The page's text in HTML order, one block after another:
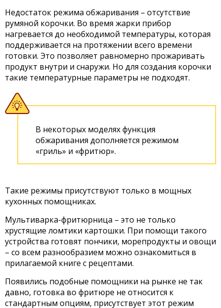
Недостаток режима обжаривания – отсутствие
румяной корочки. Во время жарки прибор
нагревается до необходимой температуры, которая
поддерживается на протяжении всего времени
готовки. Это позволяет равномерно прожаривать
продукт внутри и снаружи. Но для создания корочки
такие температурные параметры не подходят.
В некоторых моделях функция
обжаривания дополняется режимом
«гриль» и «фритюр».
Такие режимы присутствуют только в мощных
кухонных помощниках.
Мультиварка-фритюрница – это не только
хрустящие ломтики картошки. При помощи такого
устройства готовят пончики, морепродукты и овощи
– со всем разнообразием можно ознакомиться в
прилагаемой книге с рецептами.
Появились подобные помощники на рынке не так
давно, готовка во фритюре не относится к
стандартным опциям, присутствует этот режим